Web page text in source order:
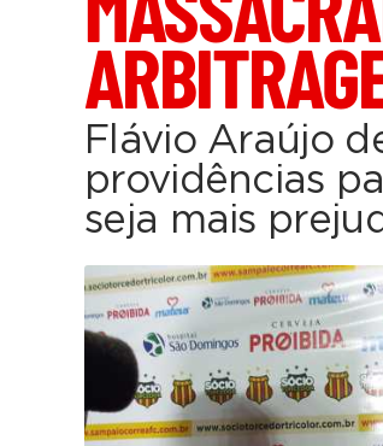
Flávio Araújo
providências
seja mais